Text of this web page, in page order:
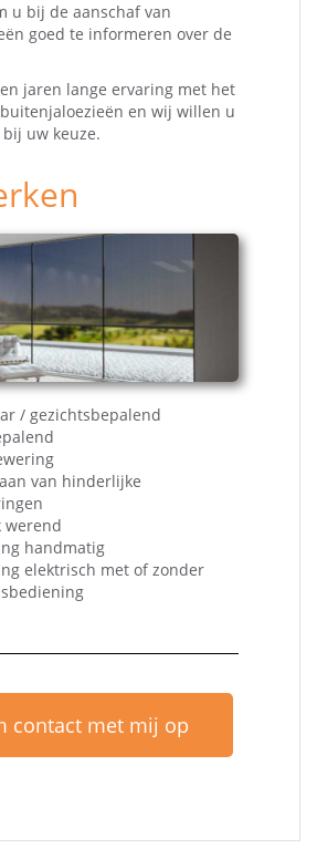
u bij de aanschaf van
goed te informeren over de
jaren lange ervaring met het
en wij willen u
uw keuze.
/ gezichtsbepalend
van hinderlijke
werend
handmatig
elektrisch met of zonder
contact met mij op